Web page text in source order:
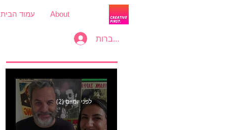
עמוד הבית About
להתחברות
לפני יומיים (2)